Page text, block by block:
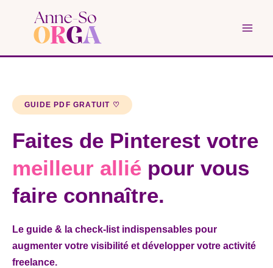
GUIDE PDF GRATUIT ♡
Faites de Pinterest votre
meilleur allié pour vous
faire connaître.
Le guide & la check-list indispensables pour
augmenter votre visibilité et développer votre activité
freelance.